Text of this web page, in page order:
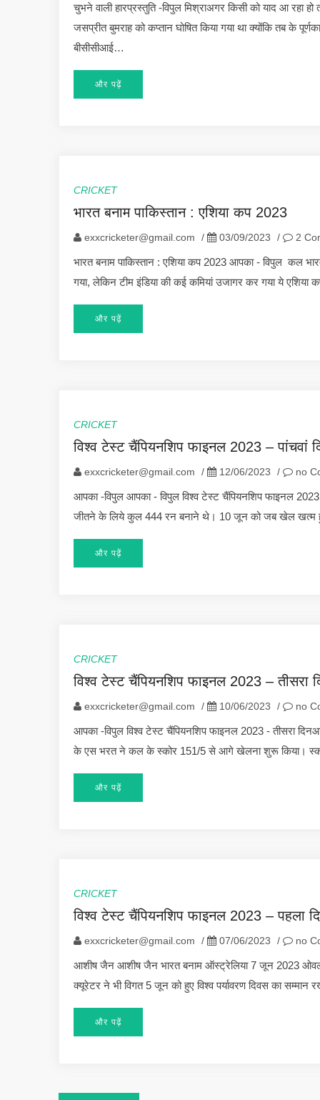
चुभने वाली हारप्रस्तुति -विपुल मिश्राअगर किसी को याद आ रहा
जसप्रीत बुमराह को कप्तान घोषित किया गया था क्योंकि तब के
बीसीसीआई…
और पढ़ें
CRICKET
भारत बनाम पाकिस्तान : एशिया कप 2023
exxcricketer@gmail.com / 03/09/2023 / 2
भारत बनाम पाकिस्तान : एशिया कप 2023 आपका - विपुल कल
गया, लेकिन टीम इंडिया की कई कमियां उजागर कर गया ये
और पढ़ें
CRICKET
विश्व टेस्ट चैंपियनशिप फाइनल 2023 – पांचवां
exxcricketer@gmail.com / 12/06/2023 / no
आपका -विपुल आपका - विपुल विश्व टेस्ट चैंपियनशिप फाइनल
जीतने के लिये कुल 444 रन बनाने थे। 10 जून को जब खेल खत्म
और पढ़ें
CRICKET
विश्व टेस्ट चैंपियनशिप फाइनल 2023 – तीसरा
exxcricketer@gmail.com / 10/06/2023 / no
आपका -विपुल विश्व टेस्ट चैंपियनशिप फाइनल 2023 - तीसरा
के एस भरत ने कल के स्कोर 151/5 से आगे खेलना शुरू किया।
और पढ़ें
CRICKET
विश्व टेस्ट चैंपियनशिप फाइनल 2023 – पहला
exxcricketer@gmail.com / 07/06/2023 / no
आशीष जैन आशीष जैन भारत बनाम ऑस्ट्रेलिया 7 जून 2023
क्यूरेटर ने भी विगत 5 जून को हुए विश्व पर्यावरण दिवस का
और पढ़ें